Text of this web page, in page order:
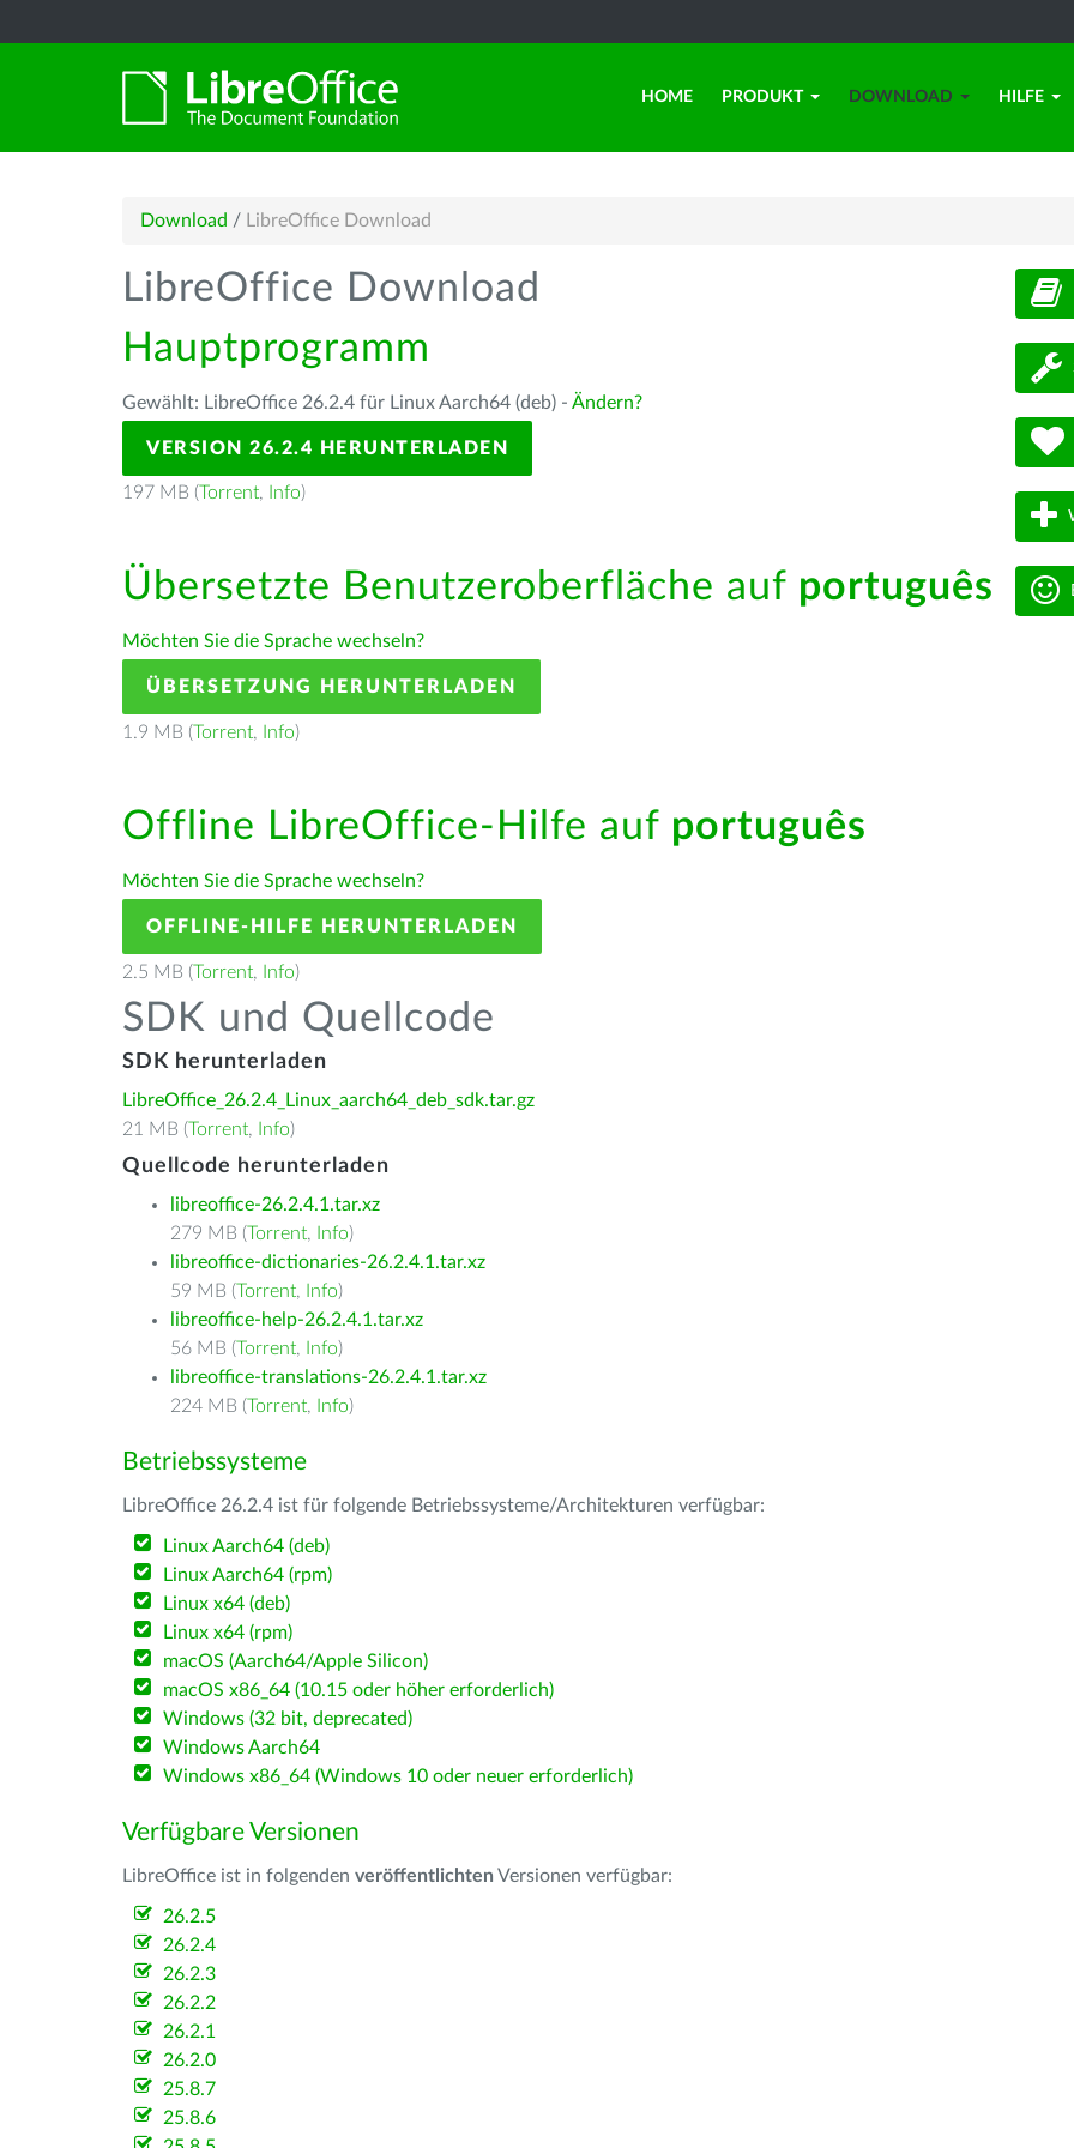
HOME PRODUKT DOWNLOAD HILFE
Download / LibreOffice Download
LibreOffice Download
Hauptprogramm
Gewählt: LibreOffice 26.2.4 für Linux Aarch64 (deb) - Ändern?
VERSION 26.2.4 HERUNTERLADEN
197 MB (Torrent, Info)
Übersetzte Benutzeroberfläche auf português
Möchten Sie die Sprache wechseln?
ÜBERSETZUNG HERUNTERLADEN
1.9 MB (Torrent, Info)
Offline LibreOffice-Hilfe auf português
Möchten Sie die Sprache wechseln?
OFFLINE-HILFE HERUNTERLADEN
2.5 MB (Torrent, Info)
SDK und Quellcode
SDK herunterladen
LibreOffice_26.2.4_Linux_aarch64_deb_sdk.tar.gz
21 MB (Torrent, Info)
Quellcode herunterladen
libreoffice-26.2.4.1.tar.xz
279 MB (Torrent, Info)
libreoffice-dictionaries-26.2.4.1.tar.xz
59 MB (Torrent, Info)
libreoffice-help-26.2.4.1.tar.xz
56 MB (Torrent, Info)
libreoffice-translations-26.2.4.1.tar.xz
224 MB (Torrent, Info)
Betriebssysteme
LibreOffice 26.2.4 ist für folgende Betriebssysteme/Architekturen verfügbar:
Linux Aarch64 (deb)
Linux Aarch64 (rpm)
Linux x64 (deb)
Linux x64 (rpm)
macOS (Aarch64/Apple Silicon)
macOS x86_64 (10.15 oder höher erforderlich)
Windows (32 bit, deprecated)
Windows Aarch64
Windows x86_64 (Windows 10 oder neuer erforderlich)
Verfügbare Versionen
LibreOffice ist in folgenden veröffentlichten Versionen verfügbar:
26.2.5
26.2.4
26.2.3
26.2.2
26.2.1
26.2.0
25.8.7
25.8.6